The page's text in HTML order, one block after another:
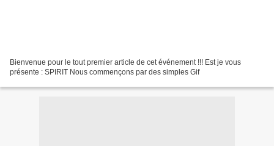
Bienvenue pour le tout premier article de cet événement !!! Est je vous
présente : SPIRIT Nous commençons par des simples Gif